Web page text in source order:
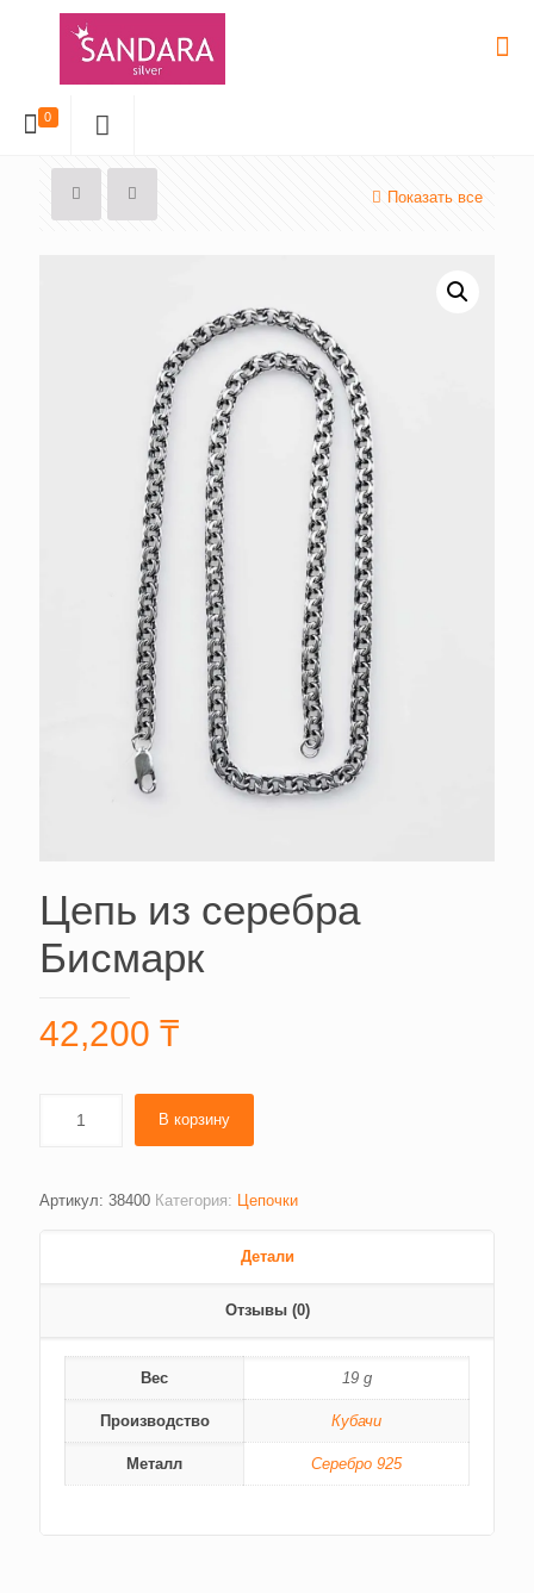
0
Показать все
Цепь из серебра
Бисмарк
42,200 ₸
В корзину
Артикул: 38400 Категория: Цепочки
Детали
Отзывы (0)
Вес 19 g
Производство Кубачи
Металл Серебро 925